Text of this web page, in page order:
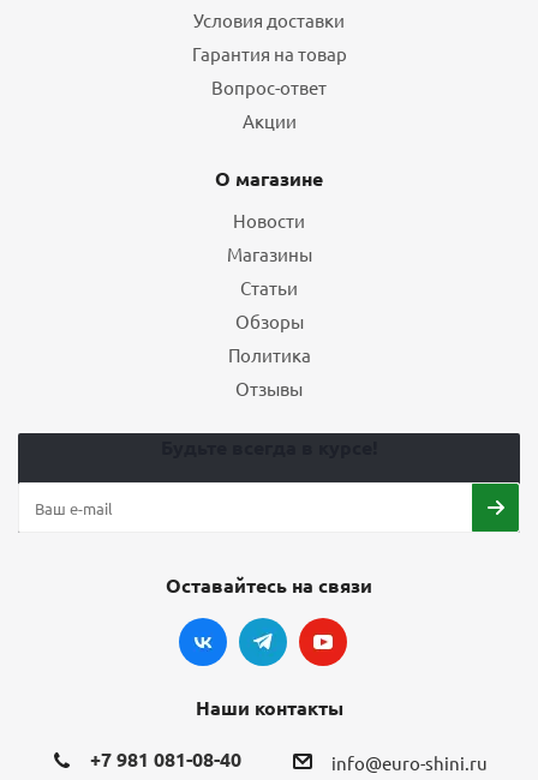
Условия доставки
Гарантия на товар
Вопрос-ответ
Акции
О магазине
Новости
Магазины
Статьи
Обзоры
Политика
Отзывы
Оставайтесь на связи
Наши контакты
+7 981 081-08-40 info@euro-shini.ru